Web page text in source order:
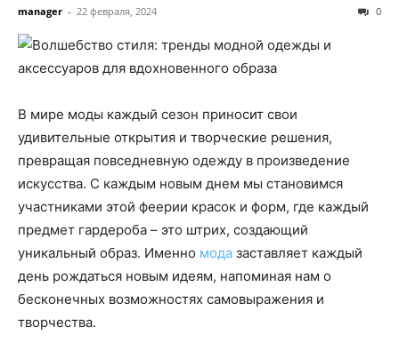
manager - 22 февраля, 2024 0
В мире моды каждый сезон приносит свои
удивительные открытия и творческие решения,
превращая повседневную одежду в произведение
искусства. С каждым новым днем мы становимся
участниками этой феерии красок и форм, где каждый
предмет гардероба – это штрих, создающий
уникальный образ. Именно мода заставляет каждый
день рождаться новым идеям, напоминая нам о
бесконечных возможностях самовыражения и
творчества.